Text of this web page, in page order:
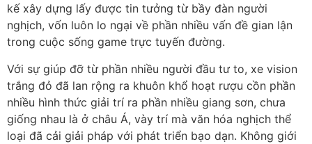
kế xây dựng lấy được tin tưởng từ bầy đàn người
nghịch, vốn luôn lo ngại về phần nhiều vấn đề gian lận
trong cuộc sống game trực tuyến đường.
Với sự giúp đỡ từ phần nhiều người đầu tư to, xe vision
trắng đỏ đã lan rộng ra khuôn khổ hoạt rượu cồn phần
nhiều hình thức giải trí ra phần nhiều giang sơn, chưa
giống nhau là ở châu Á, vày trí mà văn hóa nghịch thể
loại đã cải giải pháp với phát triển bạo dạn. Không giới